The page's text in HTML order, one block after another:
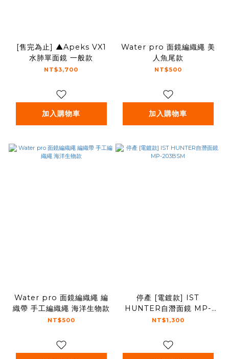
[售完為止] ▲Apeks VX1
水肺單面鏡 一般款
NT$3,700
加入購物車
Water pro 面鏡編織繩 美
人魚尾款
NT$500
加入購物車
Water pro 面鏡編織繩 編
織帶 手工編織繩 海洋生物款
NT$500
停產 [電鍍款] IST
HUNTER自潛面鏡 MP-
203BSM
NT$1,300